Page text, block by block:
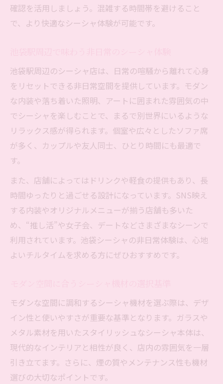
確認を活用しましょう。混雑する時間帯を避けること
で、より快適なシーシャ体験が可能です。
池袋駅周辺のシーシャ店は、日常の喧騒から離れて心身
をリセットできる非日常空間を提供しています。モダン
な内装や落ち着いた照明、アートに囲まれた雰囲気の中
でシーシャを楽しむことで、まるで別世界にいるような
リラックス感が得られます。個室や広々としたソファ席
が多く、カップルや友人同士、ひとり時間にも最適で
す。
また、店舗によってはドリンクや軽食の提供もあり、長
時間ゆったりと過ごせる設計になっています。SNS映え
する内装やオリジナルメニューが揃う店舗も多いた
め、“推し活”や女子会、デートなどさまざまなシーンで
利用されています。池袋シーシャの非日常体験は、心地
よいチルタイムを求める方にぜひおすすめです。
モダンな空間に調和するシーシャ機材を選ぶ際は、デザ
イン性と使いやすさが重要な基準となります。ガラスや
メタル素材を用いたスタイリッシュなシーシャ本体は、
現代的なインテリアと相性が良く、店内の雰囲気を一層
引き立てます。さらに、煙の質やメンテナンス性も機材
選びの大切なポイントです。